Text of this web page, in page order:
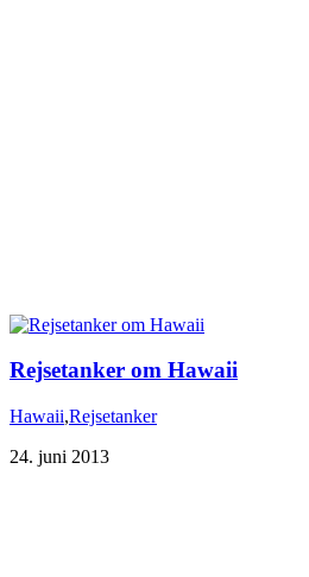
Rejsetanker om Hawaii
Hawaii,Rejsetanker
24. juni 2013